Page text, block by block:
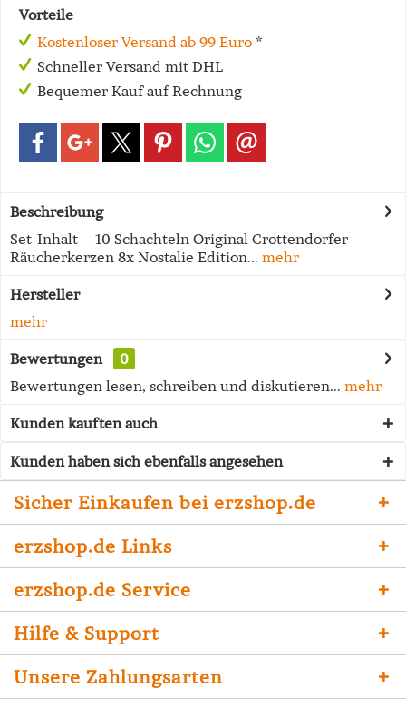
Vorteile
Kostenloser Versand ab 99 Euro *
Schneller Versand mit DHL
Bequemer Kauf auf Rechnung
Beschreibung
Set-Inhalt - 10 Schachteln Original Crottendorfer
Räucherkerzen 8x Nostalie Edition... mehr
Hersteller
mehr
Bewertungen
0
Bewertungen lesen, schreiben und diskutieren... mehr
Kunden kauften auch
Kunden haben sich ebenfalls angesehen
Sicher Einkaufen bei erzshop.de
erzshop.de Links
erzshop.de Service
Hilfe & Support
Unsere Zahlungsarten